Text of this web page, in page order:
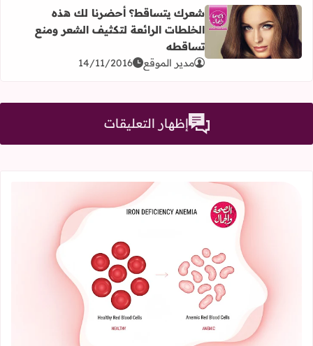
اقرأ المزيد عن شعرك يتساقط؟ أحضرنا لك هذه الخلطات
شعرك يتساقط؟ أحضرنا لك هذه
الخلطات الرائعة لتكثيف الشعر ومنع
تساقطه
مدير الموقع 14/11/2016
إظهار التعليقات
قراءة المزيد عن الأنيميا (فقر